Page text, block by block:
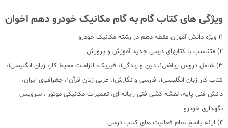
ویژگی های کتاب گام به گام مکانیک خودرو دهم اخوان
1) ویژه دانش آموزان مقطه دهم در رشته مکانیک خودرو
2) متناسب با کتابهای درسی جدید آموزش و پرورش
3) شامل دروس ریاضی1، دین و زندگی1، فیزیک، الزامات محیط کار، زبان انگلیسی1،
کتاب کار زبان انگلیسی1، فارسی و نگارش1، عربی زبان قرآن1، جغرافیای ایران،
دانش فنی پایه، نقشه کشی فنی رایانه ای، تعمیرات مکانیکی موتور ، سرویس
نگهداری خودرو
4) ارائه پاسخ تمام فعالیت های کتاب درسی